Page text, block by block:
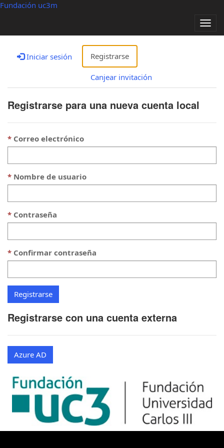
Fundación uc3m
Iniciar sesión Registrarse
Canjear invitación
Registrarse para una nueva cuenta local
Correo electrónico
Nombre de usuario
Contraseña
Confirmar contraseña
Registrarse con una cuenta externa
Azure AD